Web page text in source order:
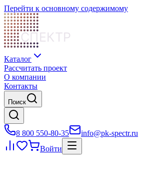
Перейти к основному содержимому
СПЕКТР
Каталог
Рассчитать проект
О компании
Контакты
Поиск
8 800 550-80-35
info@pk-spectr.ru
Войти